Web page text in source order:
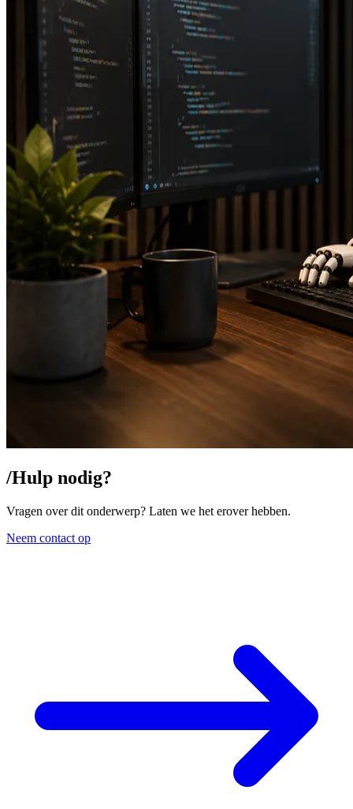
/Hulp nodig?
Vragen over dit onderwerp? Laten we het erover hebben.
Neem contact op